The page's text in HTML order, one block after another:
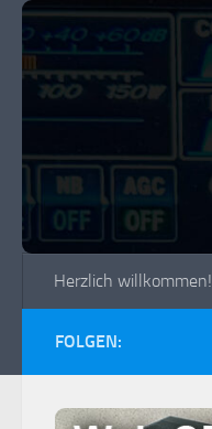
Zum Inhalt springen
Herzlich willkommen!
FOLGEN: